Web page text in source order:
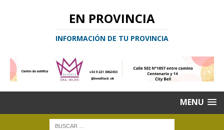
EN PROVINCIA
INFORMACIÓN DE TU PROVINCIA
MENU